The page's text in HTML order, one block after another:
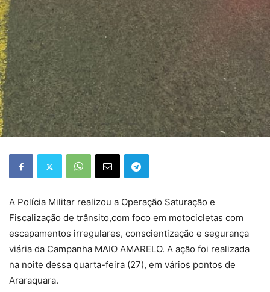
A Polícia Militar realizou a Operação Saturação e
Fiscalização de trânsito,com foco em motocicletas com
escapamentos irregulares, conscientização e segurança
viária da Campanha MAIO AMARELO. A ação foi realizada
na noite dessa quarta-feira (27), em vários pontos de
Araraquara.